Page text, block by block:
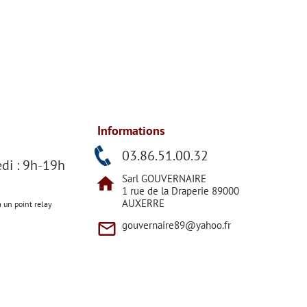
home Sarl GOUVERNAIRE
1 rue de la Draperie 89000
AUXERRE
gouvernaire89@yahoo.fr
Informations
mail_outline
: 9h-19h
un point relay
03.86.51.00.32